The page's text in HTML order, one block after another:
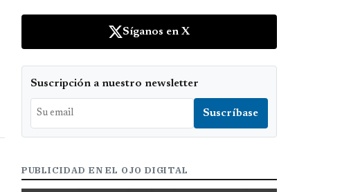
Síganos en X
Suscripción a nuestro newsletter
PUBLICIDAD EN EL OJO DIGITAL